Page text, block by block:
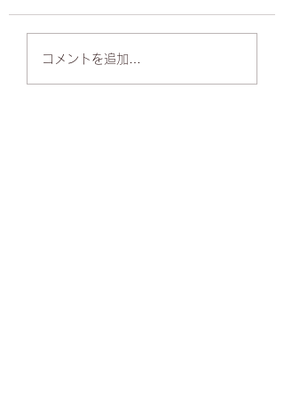
コンクール審査を行い
ました
コメントを追加…